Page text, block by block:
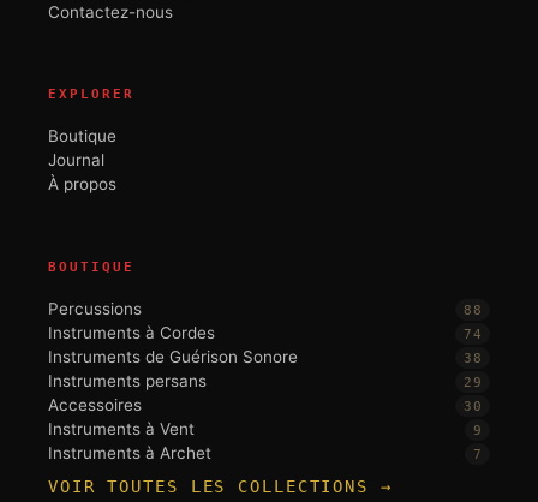
Contactez-nous
EXPLORER
Boutique
Journal
À propos
BOUTIQUE
Percussions 88
Instruments à Cordes 74
Instruments de Guérison Sonore 38
Instruments persans 29
Accessoires 30
Instruments à Vent 9
Instruments à Archet 7
VOIR TOUTES LES COLLECTIONS →